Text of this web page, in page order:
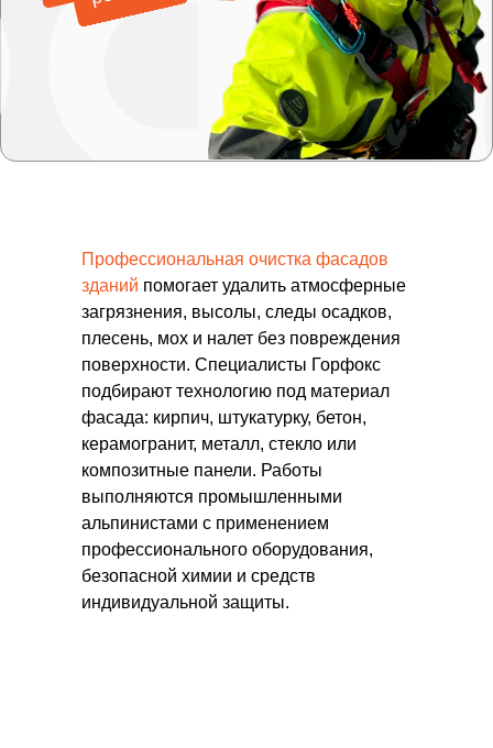
Профессиональная очистка фасадов
зданий помогает удалить атмосферные
загрязнения, высолы, следы осадков,
плесень, мох и налет без повреждения
поверхности. Специалисты Горфокс
подбирают технологию под материал
фасада: кирпич, штукатурку, бетон,
керамогранит, металл, стекло или
композитные панели. Работы
выполняются промышленными
альпинистами с применением
профессионального оборудования,
безопасной химии и средств
индивидуальной защиты.
специалиста и подготовим коммерческое
предложение с фиксированной сметой
От 100 ₽
Мойка фасадов
м2
Заказать
От 90 ₽
Химическая очистка фасада
м2